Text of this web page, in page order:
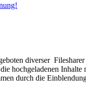
diverser
hochgeladenen
durch die